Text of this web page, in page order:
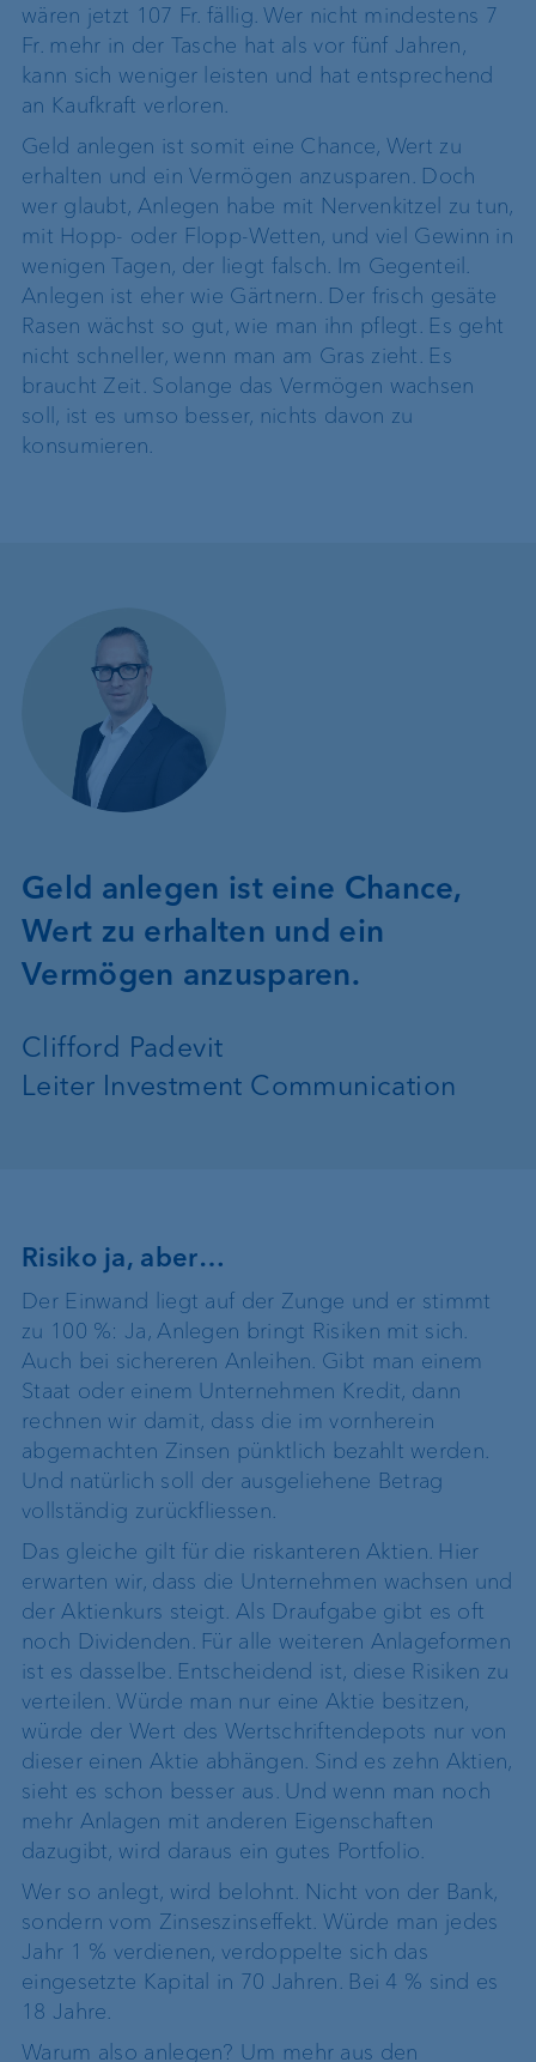
wären jetzt 107 Fr. fällig. Wer nicht mindestens 7
Fr. mehr in der Tasche hat als vor fünf Jahren,
kann sich weniger leisten und hat entsprechend
an Kaufkraft verloren.
Geld anlegen ist somit eine Chance, Wert zu
erhalten und ein Vermögen anzusparen. Doch
wer glaubt, Anlegen habe mit Nervenkitzel zu tun,
mit Hopp- oder Flopp-Wetten, und viel Gewinn in
wenigen Tagen, der liegt falsch. Im Gegenteil.
Anlegen ist eher wie Gärtnern. Der frisch gesäte
Rasen wächst so gut, wie man ihn pflegt. Es geht
nicht schneller, wenn man am Gras zieht. Es
braucht Zeit. Solange das Vermögen wachsen
soll, ist es umso besser, nichts davon zu
konsumieren.
Geld anlegen ist eine Chance,
Wert zu erhalten und ein
Vermögen anzusparen.
Clifford Padevit
Leiter Investment Communication
Risiko ja, aber…
Der Einwand liegt auf der Zunge und er stimmt
zu 100 %: Ja, Anlegen bringt Risiken mit sich.
Auch bei sichereren Anleihen. Gibt man einem
Staat oder einem Unternehmen Kredit, dann
rechnen wir damit, dass die im vornherein
abgemachten Zinsen pünktlich bezahlt werden.
Und natürlich soll der ausgeliehene Betrag
vollständig zurückfliessen.
Das gleiche gilt für die riskanteren Aktien. Hier
erwarten wir, dass die Unternehmen wachsen und
der Aktienkurs steigt. Als Draufgabe gibt es oft
noch Dividenden. Für alle weiteren Anlageformen
ist es dasselbe. Entscheidend ist, diese Risiken zu
verteilen. Würde man nur eine Aktie besitzen,
würde der Wert des Wertschriftendepots nur von
dieser einen Aktie abhängen. Sind es zehn Aktien,
sieht es schon besser aus. Und wenn man noch
mehr Anlagen mit anderen Eigenschaften
dazugibt, wird daraus ein gutes Portfolio.
Wer so anlegt, wird belohnt. Nicht von der Bank,
sondern vom Zinseszinseffekt. Würde man jedes
Jahr 1 % verdienen, verdoppelte sich das
eingesetzte Kapital in 70 Jahren. Bei 4 % sind es
18 Jahre.
Warum also anlegen? Um mehr aus den